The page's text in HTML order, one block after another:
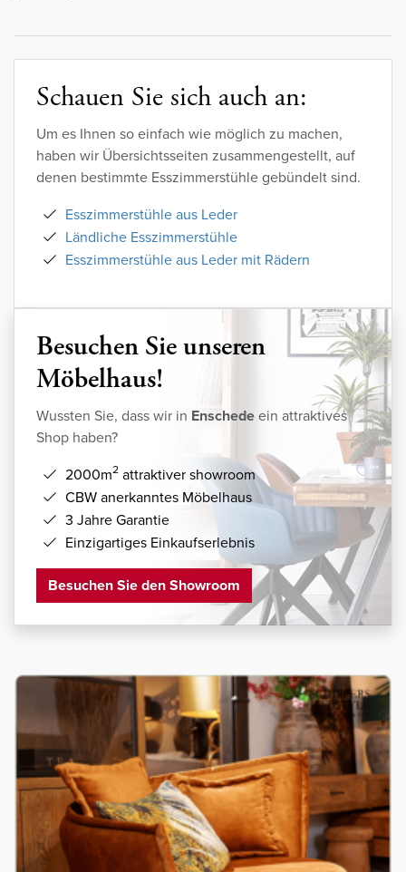
Schauen Sie sich auch an:
Um es Ihnen so einfach wie möglich zu machen,
haben wir Übersichtsseiten zusammengestellt, auf
denen bestimmte Esszimmerstühle gebündelt sind.
Esszimmerstühle aus Leder
Ländliche Esszimmerstühle
Esszimmerstühle aus Leder mit Rädern
Besuchen Sie unseren
Möbelhaus!
Wussten Sie, dass wir in Enschedeein attraktives
Shop haben?
2000m2 attraktiver showroom
CBW anerkanntes Möbelhaus
3 Jahre Garantie
Einzigartiges Einkaufserlebnis
Besuchen Sie den Showroom